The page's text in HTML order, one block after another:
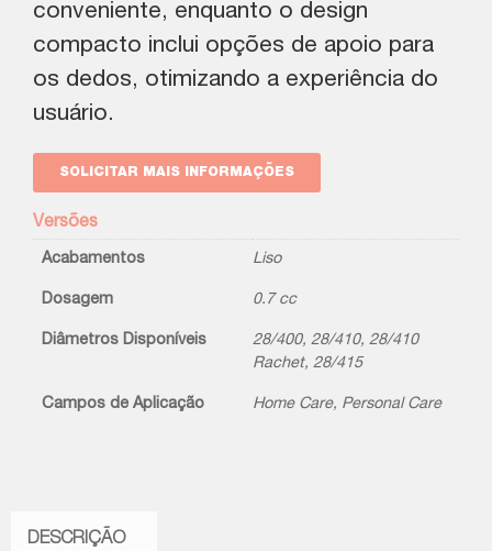
conveniente, enquanto o design
compacto inclui opções de apoio para
os dedos, otimizando a experiência do
usuário.
SOLICITAR MAIS INFORMAÇÕES
Versões
Acabamentos Liso
Dosagem 0.7 cc
Diâmetros Disponíveis 28/400, 28/410, 28/410
Rachet, 28/415
Campos de Aplicação Home Care, Personal Care
DESCRIÇÃO